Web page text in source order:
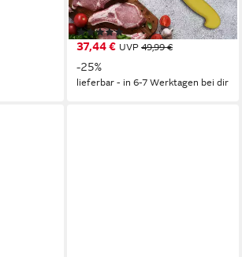
Fleischmesser
(2)
37,44 € UVP 49,99 €
-25%
lieferbar - in 6-7 Werktagen bei dir